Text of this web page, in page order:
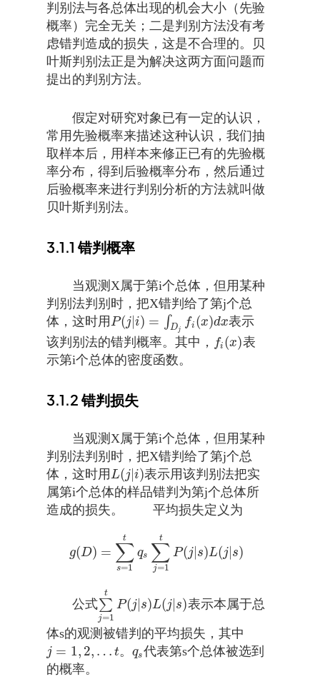
判别法与各总体出现的机会大小（先验
概率）完全无关；二是判别方法没有考
虑错判造成的损失，这是不合理的。贝
叶斯判别法正是为解决这两方面问题而
提出的判别方法。
假定对研究对象已有一定的认识，
常用先验概率来描述这种认识，我们抽
取样本后，用样本来修正已有的先验概
率分布，得到后验概率分布，然后通过
后验概率来进行判别分析的方法就叫做
贝叶斯判别法。
3.1.1 错判概率
当观测X属于第i个总体，但用某种
判别法判别时，把X错判给了第j个总
体，这时用P(j |i) = ∫Dj
fi (x)dx
P(j|i )=∫ Dj i(x dx
表示
该判别法的错判概率。其中，
fi (x)
fi(x) 表
示第i个总体的密度函数。
3.1.2错判损失
当观测X属于第i个总体，但用某种
判别法判别时，把X错判给了第j个总
体，这时用L(j i)
L(j |i ) 表示用该判别法把实
属第i个总体的样品错判为第j个总体所
造成的损失。 平均损失定义为
g(D) = ∑
s=1
t
qs ∑
j=1
t
P(j|s)L(j|s)
g(D =∑ s= 1 tqs ∑j = 1tP(j |s)L(j|s )
公式∑
j=1
t
P(j s)L(j s)
∑ j=1tP( j|s)L( j| s) 表示本属于总
体s的观测被错判的平均损失，其中
j = 1, 2, … t
j=1, 2,…t 。 qs
qs代表第s个总体被选到
的概率。